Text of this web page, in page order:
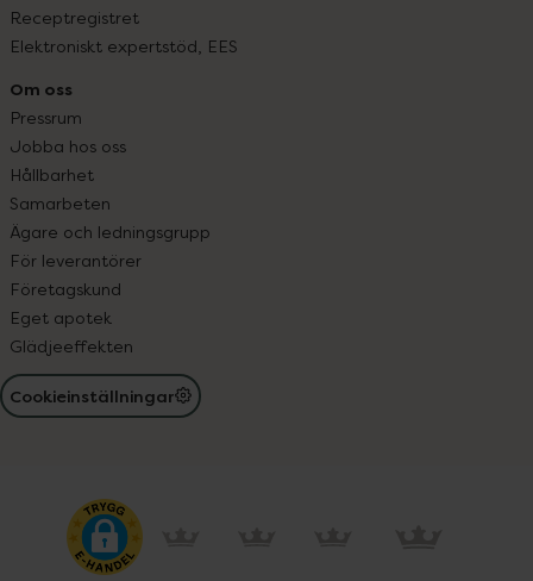
Receptregistret
Elektroniskt expertstöd, EES
Om oss
Pressrum
Jobba hos oss
Hållbarhet
Samarbeten
Ägare och ledningsgrupp
För leverantörer
Företagskund
Eget apotek
Glädjeeffekten
Cookieinställningar